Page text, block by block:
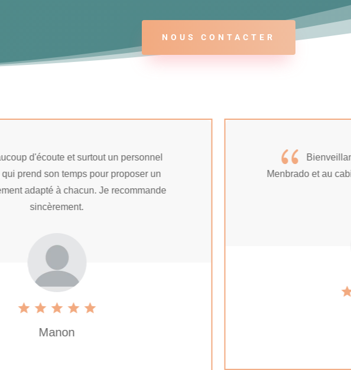
NOUS CONTACTER
d'écoute et surtout un personnel
prend son temps pour proposer un
adapté à chacun. Je recommande
sincèrement.
Manon
{
Menbrado et au